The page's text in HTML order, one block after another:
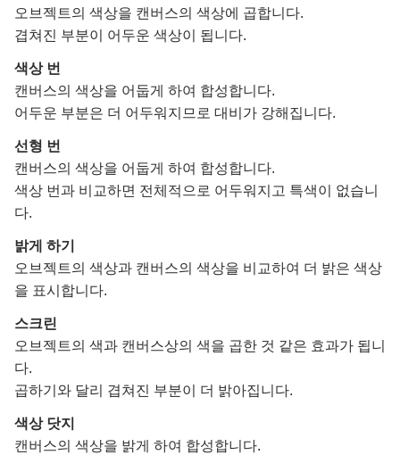
오브젝트의 색상을 캔버스의 색상에 곱합니다.
겹쳐진 부분이 어두운 색상이 됩니다.
색상 번
캔버스의 색상을 어둡게 하여 합성합니다.
어두운 부분은 더 어두워지므로 대비가 강해집니다.
선형 번
캔버스의 색상을 어둡게 하여 합성합니다.
색상 번과 비교하면 전체적으로 어두워지고 특색이 없습니
다.
밝게 하기
오브젝트의 색상과 캔버스의 색상을 비교하여 더 밝은 색상
을 표시합니다.
스크린
오브젝트의 색과 캔버스상의 색을 곱한 것 같은 효과가 됩니
다.
곱하기와 달리 겹쳐진 부분이 더 밝아집니다.
색상 닷지
캔버스의 색상을 밝게 하여 합성합니다.